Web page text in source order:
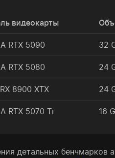
видеокарты
RTX 5090 32
RTX 5080 24
8900 XTX 24
RTX 5070 Ti 16
детальных бенчмарков